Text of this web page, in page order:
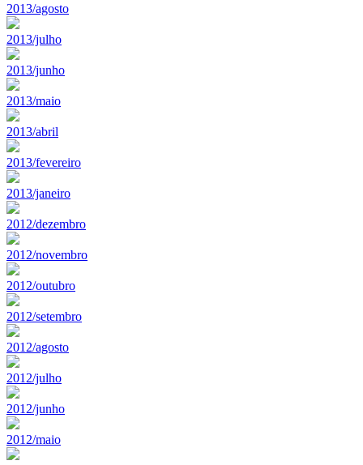
2013/agosto
2013/julho
2013/junho
2013/maio
2013/abril
2013/fevereiro
2013/janeiro
2012/dezembro
2012/novembro
2012/outubro
2012/setembro
2012/agosto
2012/julho
2012/junho
2012/maio